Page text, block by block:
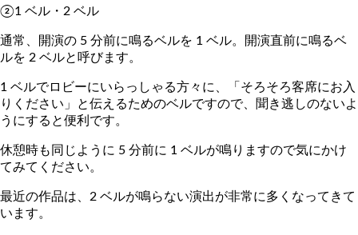
②1 ベル・2 ベル
通常、開演の 5 分前に鳴るベルを 1 ベル。開演直前に鳴るベ
ルを 2 ベルと呼びます。
1 ベルでロビーにいらっしゃる方々に、「そろそろ客席にお入
りください」と伝えるためのベルですので、聞き逃しのないよ
うにすると便利です。
休憩時も同じように 5 分前に 1 ベルが鳴りますので気にかけ
てみてください。
最近の作品は、2 ベルが鳴らない演出が非常に多くなってきて
います。